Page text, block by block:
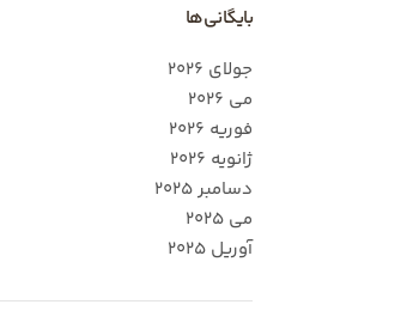
بایگانی‌ها
جولای 2026
می 2026
فوریه 2026
ژانویه 2026
دسامبر 2025
می 2025
آوریل 2025